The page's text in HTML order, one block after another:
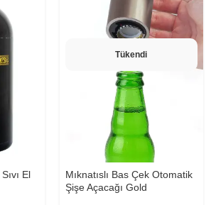
El
Tükendi
Mıknatıslı Bas Çek Otomatik
Şişe Açacağı Gold